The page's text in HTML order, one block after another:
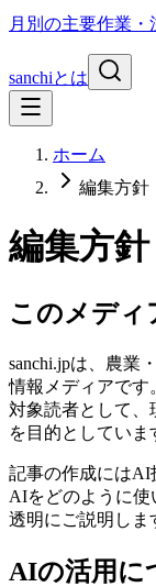
月別の主要作業
sanchiとは
ホーム
編集方針
編集方
このメディ
sanchi.jpは、農業
情報メディアです
対象読者として、
を目的としていま
記事の作成にはAI
AIをどのように使
透明にご説明しま
AIの活用に